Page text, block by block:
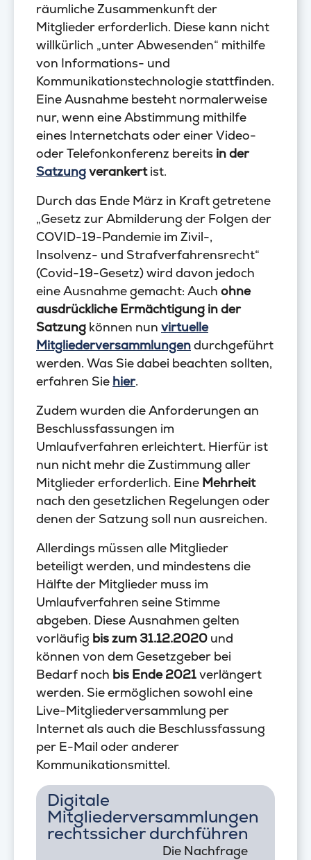
räumliche Zusammenkunft der
Mitglieder erforderlich. Diese kann nicht
willkürlich „unter Abwesenden“ mithilfe
von Informations- und
Kommunikationstechnologie stattfinden.
Eine Ausnahme besteht normalerweise
nur, wenn eine Abstimmung mithilfe
eines Internetchats oder einer Video-
oder Telefonkonferenz bereits in der
Satzungverankertist.
Durch das Ende März in Kraft getretene
„Gesetz zur Abmilderung der Folgen der
COVID-19-Pandemie im Zivil-,
Insolvenz- und Strafverfahrensrecht“
(Covid-19-Gesetz) wird davon jedoch
eine Ausnahme gemacht: Auch ohne
ausdrückliche Ermächtigung in der
Satzung können nun virtuelle
Mitgliederversammlungendurchgeführt
werden. Was Sie dabei beachten sollten,
erfahren Sie hier.
Zudem wurden die Anforderungen an
Beschlussfassungen im
Umlaufverfahren erleichtert. Hierfür ist
nun nicht mehr die Zustimmung aller
Mitglieder erforderlich. Eine Mehrheit
nach den gesetzlichen Regelungen oder
denen der Satzung soll nun ausreichen.
Allerdings müssen alle Mitglieder
beteiligt werden, und mindestens die
Hälfte der Mitglieder muss im
Umlaufverfahren seine Stimme
abgeben. Diese Ausnahmen gelten
vorläufig bis zum 31.12.2020 und
können von dem Gesetzgeber bei
Bedarf noch bis Ende 2021verlängert
werden. Sie ermöglichen sowohl eine
Live-Mitgliederversammlung per
Internet als auch die Beschlussfassung
per E-Mail oder anderer
Kommunikationsmittel.
Digitale
Mitgliederversammlungen
rechtssicher durchführen
Die Nachfrage